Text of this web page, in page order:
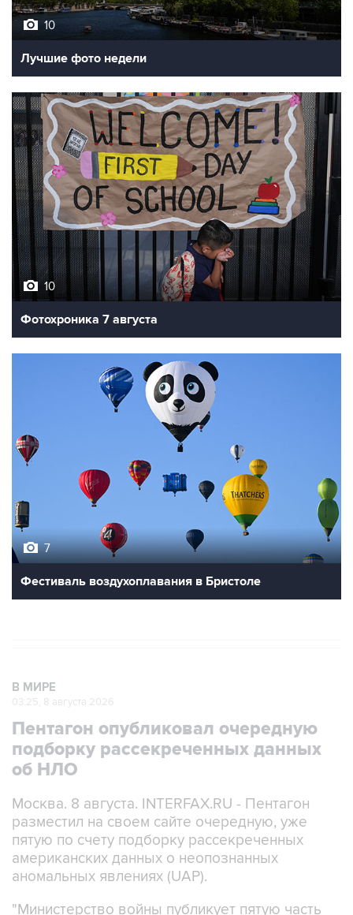
Лучшие фото недели
10
Фотохроника 7 августа
Фестиваль воздухоплавания в Бристоле
Пентагон опубликовал очередную
подборку рассекреченных данных
об НЛО
Москва. 8 августа. INTERFAX.RU - Пентагон
пятую по счету подборку рассекреченных
американских данных о неопознанных
аномальных явлениях (UAP).
"Министерство войны публикует пятую часть